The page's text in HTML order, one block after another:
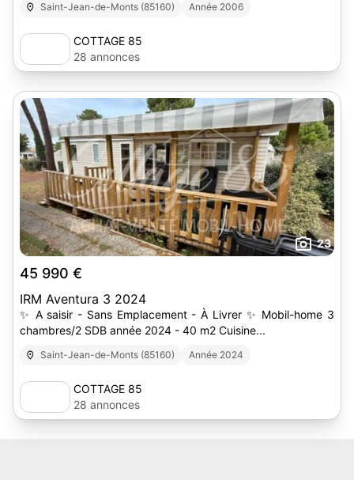
Saint-Jean-de-Monts (85160) Année 2006
COTTAGE 85
28 annonces
23
45 990 €
IRM Aventura 3 2024
✨ A saisir - Sans Emplacement - À Livrer ✨ Mobil-home 3
chambres/2 SDB année 2024 - 40 m2 Cuisine...
Saint-Jean-de-Monts (85160) Année 2024
COTTAGE 85
28 annonces